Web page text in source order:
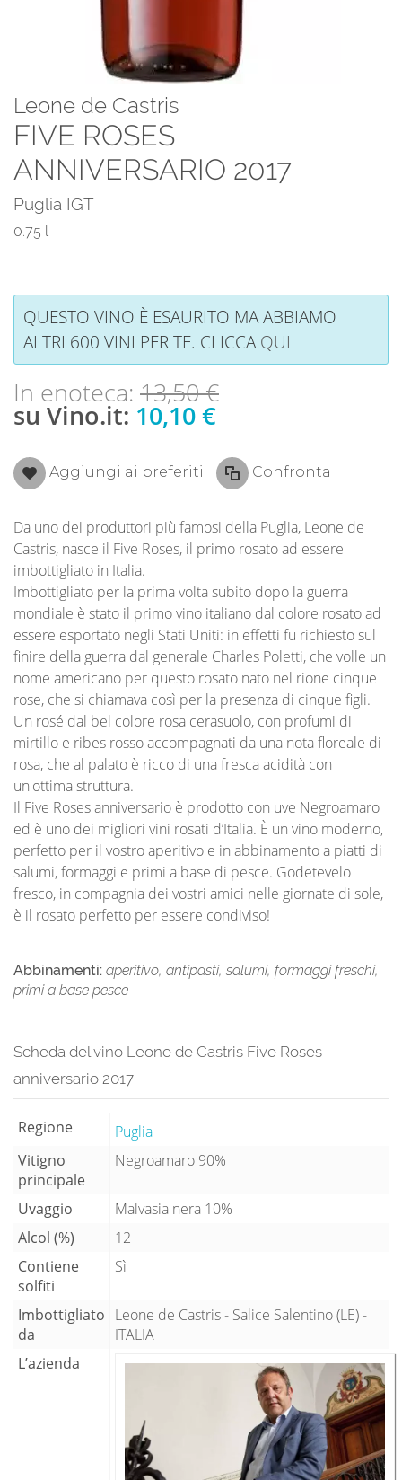
Leone de Castris
FIVE ROSES
ANNIVERSARIO 2017
Puglia IGT
0.75 l
QUESTO VINO È ESAURITO MA ABBIAMO
ALTRI 600 VINI PER TE. CLICCAQUI
In enoteca: 13,50 €
su Vino.it: 10,10 €
Aggiungi ai preferiti Confronta
Da uno dei produttori più famosi della Puglia, Leone de
Castris, nasce il Five Roses, il primo rosato ad essere
imbottigliato in Italia.
Imbottigliato per la prima volta subito dopo la guerra
mondiale è stato il primo vino italiano dal colore rosato ad
essere esportato negli Stati Uniti: in effetti fu richiesto sul
finire della guerra dal generale Charles Poletti, che volle un
nome americano per questo rosato nato nel rione cinque
rose, che si chiamava così per la presenza di cinque figli.
Un rosé dal bel colore rosa cerasuolo, con profumi di
mirtillo e ribes rosso accompagnati da una nota floreale di
rosa, che al palato è ricco di una fresca acidità con
un'ottima struttura.
Il Five Roses anniversario è prodotto con uve Negroamaro
ed è uno dei migliori vini rosati d’Italia. È un vino moderno,
perfetto per il vostro aperitivo e in abbinamento a piatti di
salumi, formaggi e primi a base di pesce. Godetevelo
fresco, in compagnia dei vostri amici nelle giornate di sole,
è il rosato perfetto per essere condiviso!
Abbinamenti: aperitivo, antipasti, salumi, formaggi freschi,
primi a base pesce
Scheda del vino Leone de Castris Five Roses
anniversario 2017
Regione
Puglia
Vitigno
principale
Negroamaro 90%
Uvaggio
Malvasia nera 10%
Alcol (%)
12
Contiene
solfiti
Sì
Imbottigliato
da
Leone de Castris - Salice Salentino (LE) -
ITALIA
L’azienda